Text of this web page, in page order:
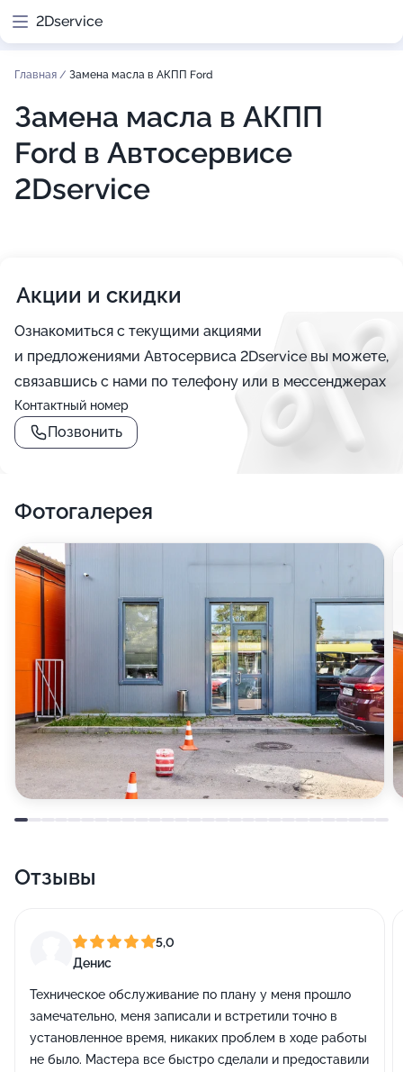
2Dservice
Главная / Замена масла в АКПП Ford
Замена масла в АКПП
Ford в Автосервисе
2Dservice
Акции и скидки
Ознакомиться с текущими акциями
и предложениями Автосервиса 2Dservice вы можете,
связавшись с нами по телефону или в мессенджерах
Контактный номер
Позвонить
Фотогалерея
Отзывы
5,0
Денис
Техническое обслуживание по плану у меня прошло
замечательно, меня записали и встретили точно в
установленное время, никаких проблем в ходе работы
не было. Мастера все быстро сделали и предоставили